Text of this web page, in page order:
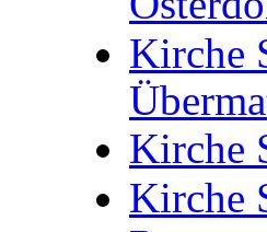
Kirche
Kirche
Kirche